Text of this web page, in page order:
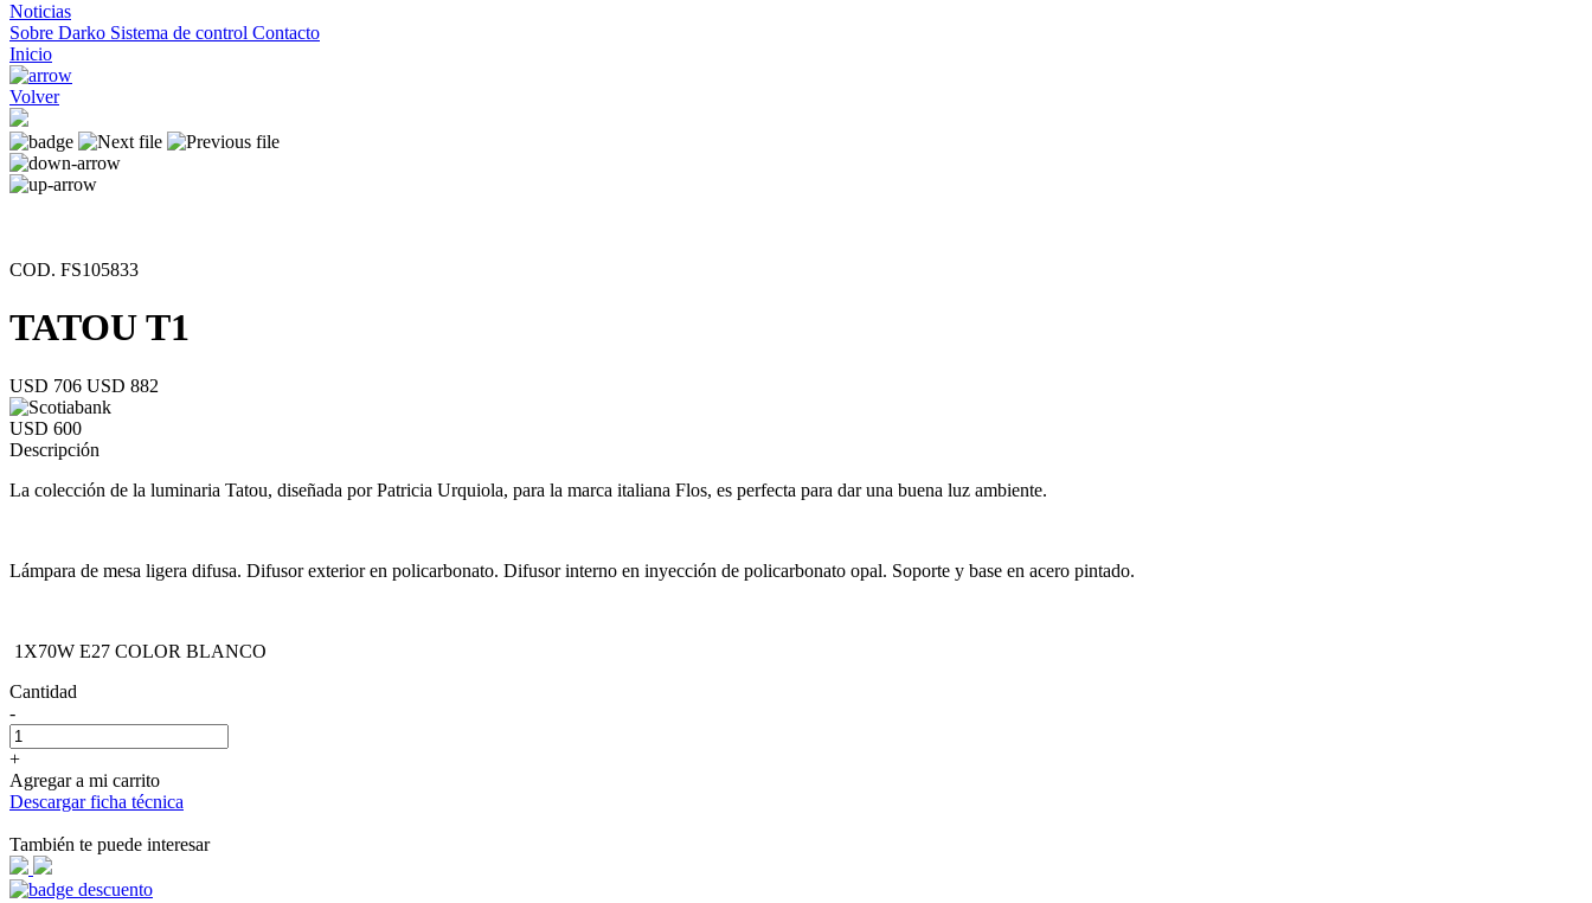
Noticias
Sobre Darko Sistema de control Contacto
Inicio
Volver
COD. FS105833
TATOU T1
USD 706 USD 882
USD 600
Descripción
La colección de la luminaria Tatou, diseñada por Patricia Urquiola, para la marca italiana Flos, es perfecta para dar una buena luz ambiente.
Lámpara de mesa ligera difusa. Difusor exterior en policarbonato. Difusor interno en inyección de policarbonato opal. Soporte y base en acero pintado.
1X70W E27 COLOR BLANCO
Cantidad
-
+
Agregar a mi carrito
Descargar ficha técnica
También te puede interesar